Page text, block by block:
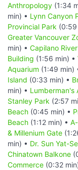
Anthropology (1:34
min) • Lynn Canyon
Provincial Park (0:59
Greater Vancouver
min) • Capilano
Building (1:56 min) •
Aquarium (1:49 min)
Island (0:33 min) •
min) • Lumberman's
Stanley Park (2:57
Beach (0:45 min) •
Beach (1:12 min) •
& Millenium Gate
min) • Dr. Sun Yat-
Chinatown Balkone
Commerce (0:32